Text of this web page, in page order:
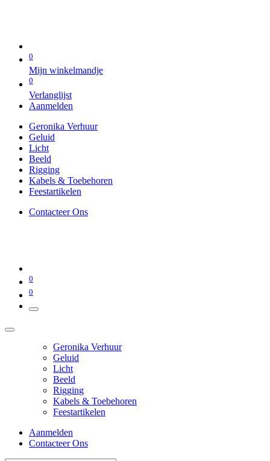
0
Mijn winkelmandje
0
Verlanglijst
Aanmelden
Geronika Verhuur
Geluid
Licht
Beeld
Rigging
Kabels & Toebehoren
Feestartikelen
Contacteer Ons
0
0
Geronika Verhuur
Geluid
Licht
Beeld
Rigging
Kabels & Toebehoren
Feestartikelen
Aanmelden
Contacteer Ons